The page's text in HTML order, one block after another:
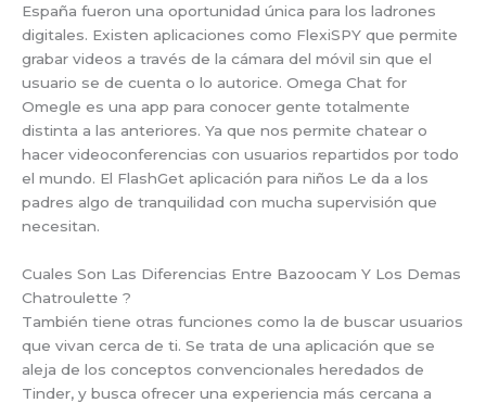
España fueron una oportunidad única para los ladrones
digitales. Existen aplicaciones como FlexiSPY que permite
grabar videos a través de la cámara del móvil sin que el
usuario se de cuenta o lo autorice. Omega Chat for
Omegle es una app para conocer gente totalmente
distinta a las anteriores. Ya que nos permite chatear o
hacer videoconferencias con usuarios repartidos por todo
el mundo. El FlashGet aplicación para niños Le da a los
padres algo de tranquilidad con mucha supervisión que
necesitan.
Cuales Son Las Diferencias Entre Bazoocam Y Los Demas
Chatroulette ?
También tiene otras funciones como la de buscar usuarios
que vivan cerca de ti. Se trata de una aplicación que se
aleja de los conceptos convencionales heredados de
Tinder, y busca ofrecer una experiencia más cercana a